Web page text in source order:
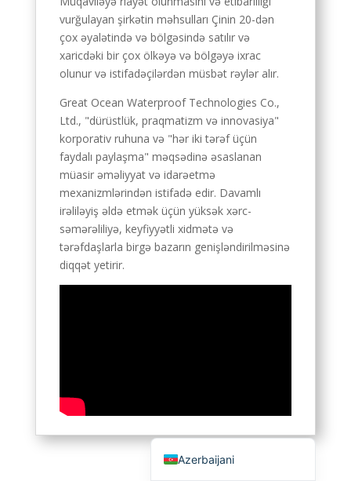
vurğulayan şirkətin məhsulları Çinin 20-dən
çox əyalətində və bölgəsində satılır və
xaricdəki bir çox ölkəyə və bölgəyə ixrac
olunur və istifadəçilərdən müsbət rəylər alır.
Great Ocean Waterproof Technologies Co.,
Ltd., "dürüstlük, praqmatizm və innovasiya"
korporativ ruhuna və "hər iki tərəf üçün
faydalı paylaşma" məqsədinə əsaslanan
müasir əməliyyat və idarəetmə
mexanizmlərindən istifadə edir. Davamlı
irəliləyiş əldə etmək üçün yüksək xərc-
səmərəliliyə, keyfiyyətli xidmətə və
tərəfdaşlarla birgə bazarın genişləndirilməsinə
diqqət yetirir.
Azerbaijani
English (United States)
Portuguese (Brazil)
English (South Africa)
Italian
Russian
English (Canada)
Spanish (Spain)
English (Australia)
Turkish
Dutch
Arabic